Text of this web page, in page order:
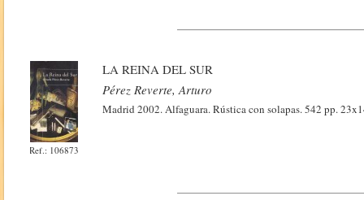
Ref.: 106873
LA REINA DEL SUR
Pérez Reverte, Arturo
Madrid 2002. Alfaguara. Rústica con solapas. 542 pp.